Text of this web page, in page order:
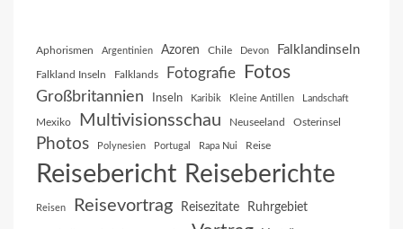
Aphorismen Argentinien Azoren Chile Devon Falklandinseln
Falkland Inseln Falklands Fotografie Fotos
Großbritannien Inseln Karibik Kleine Antillen Landschaft
Mexiko Multivisionsschau Neuseeland Osterinsel
Photos Polynesien Portugal Rapa Nui Reise
Reisebericht Reiseberichte
Reisen Reisevortrag Reisezitate Ruhrgebiet